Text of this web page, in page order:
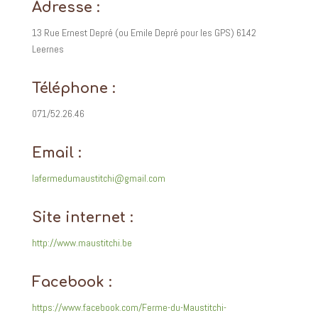
Adresse :
13 Rue Ernest Depré (ou Emile Depré pour les GPS) 6142
Leernes
Téléphone :
071/52.26.46
Email :
lafermedumaustitchi@gmail.com
Site internet :
http://www.maustitchi.be
Facebook :
https://www.facebook.com/Ferme-du-Maustitchi-